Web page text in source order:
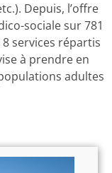
Depuis, l’offre
sociale sur 781
services répartis
à prendre en
adultes